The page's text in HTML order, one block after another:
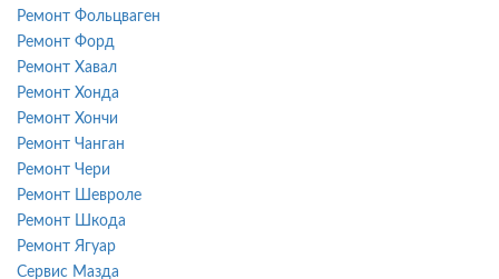
Ремонт Фольцваген
Ремонт Форд
Ремонт Хавал
Ремонт Хонда
Ремонт Хончи
Ремонт Чанган
Ремонт Чери
Ремонт Шевроле
Ремонт Шкода
Ремонт Ягуар
Сервис Мазда